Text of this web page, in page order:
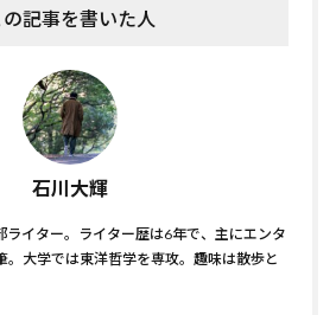
の記事を書いた人
石川大輝
ライター。ライター歴は6年で、主にエンタ
。大学では東洋哲学を専攻。趣味は散歩と